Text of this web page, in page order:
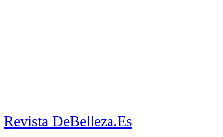
Revista DeBelleza.Es